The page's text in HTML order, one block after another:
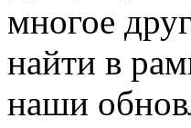
многое
найти в
наши